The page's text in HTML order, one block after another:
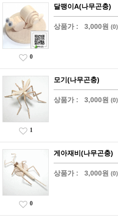
달팽이A(나무곤충)
상품가 : 3,000원 (0)
0
모기(나무곤충)
상품가 : 3,000원 (0)
1
게아재비(나무곤충)
상품가 : 3,000원 (0)
0